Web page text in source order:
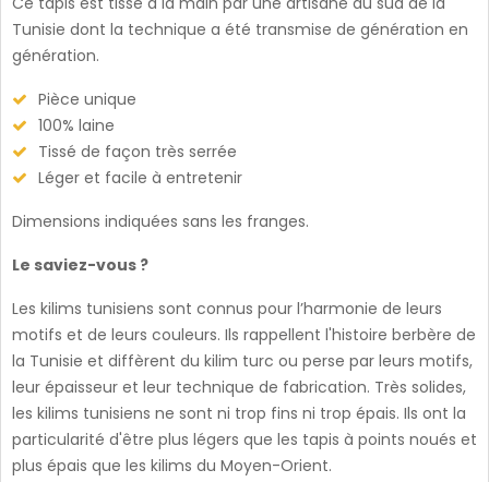
Tunisie dont la technique a été transmise de génération en
génération.
Pièce unique
100% laine
Tissé de façon très serrée
Léger et facile à entretenir
Dimensions indiquées sans les franges.
Le saviez-vous ?
Les kilims tunisiens sont connus pour l’harmonie de leurs
motifs et de leurs couleurs. Ils rappellent l'histoire berbère de
la Tunisie et diffèrent du kilim turc ou perse par leurs motifs,
leur épaisseur et leur technique de fabrication. Très solides,
les kilims tunisiens ne sont ni trop fins ni trop épais. Ils ont la
particularité d'être plus légers que les tapis à points noués et
plus épais que les kilims du Moyen-Orient.